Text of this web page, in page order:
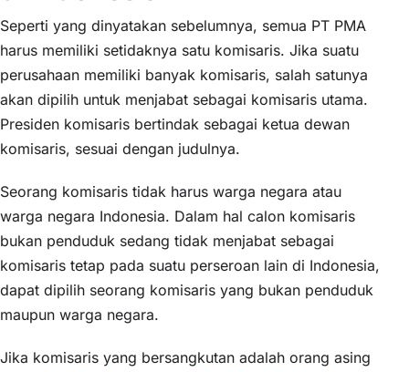
Seperti yang dinyatakan sebelumnya, semua PT PMA
harus memiliki setidaknya satu komisaris. Jika suatu
perusahaan memiliki banyak komisaris, salah satunya
akan dipilih untuk menjabat sebagai komisaris utama.
Presiden komisaris bertindak sebagai ketua dewan
komisaris, sesuai dengan judulnya.
Seorang komisaris tidak harus warga negara atau
warga negara Indonesia. Dalam hal calon komisaris
bukan penduduk sedang tidak menjabat sebagai
komisaris tetap pada suatu perseroan lain di Indonesia,
dapat dipilih seorang komisaris yang bukan penduduk
maupun warga negara.
Jika komisaris yang bersangkutan adalah orang asing